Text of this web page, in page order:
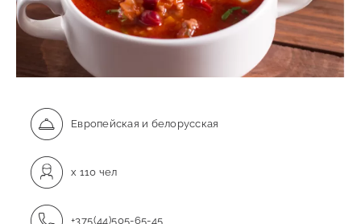
Европейская и белорусская
x 110 чел
+375(44)505-65-45